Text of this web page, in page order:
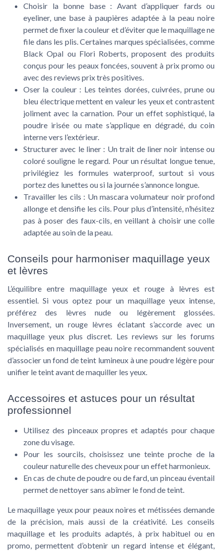
Choisir la bonne base: Avant d’appliquer fards ou
eyeliner, une base à paupières adaptée à la peau noire
permet de fixer la couleur et d’éviter que le maquillage ne
file dans les plis. Certaines marques spécialisées, comme
Black Opal ou Flori Roberts, proposent des produits
conçus pour les peaux foncées, souvent à prix promo ou
avec des reviews prix très positives.
Oser la couleur: Les teintes dorées, cuivrées, prune ou
bleu électrique mettent en valeur les yeux et contrastent
joliment avec la carnation. Pour un effet sophistiqué, la
poudre irisée ou mate s’applique en dégradé, du coin
interne vers l’extérieur.
Structurer avec le liner : Un trait de liner noir intense ou
coloré souligne le regard. Pour un résultat longue tenue,
privilégiez les formules waterproof, surtout si vous
portez des lunettes ou si la journée s’annonce longue.
Travailler les cils : Un mascara volumateur noir profond
allonge et densifie les cils. Pour plus d’intensité, n’hésitez
pas à poser des faux-cils, en veillant à choisir une colle
adaptée au soin de la peau.
Conseils pour harmoniser maquillage yeux
et lèvres
L’équilibre entre maquillage yeux et rouge à lèvres est
essentiel. Si vous optez pour un maquillage yeux intense,
préférez des lèvres nude ou légèrement glossées.
Inversement, un rouge lèvres éclatant s’accorde avec un
maquillage yeux plus discret. Les reviews sur les forums
spécialisés en maquillage peau noire recommandent souvent
d’associer un fond de teint lumineux à une poudre légère pour
unifier le teint avant de maquiller les yeux.
Accessoires et astuces pour un résultat
professionnel
Utilisez des pinceaux propres et adaptés pour chaque
zone du visage.
Pour les sourcils, choisissez une teinte proche de la
couleur naturelle des cheveux pour un effet harmonieux.
En cas de chute de poudre ou de fard, un pinceau éventail
permet de nettoyer sans abîmer le fond de teint.
Le maquillage yeux pour peaux noires et métissées demande
de la précision, mais aussi de la créativité. Les conseils
maquillage et les produits adaptés, à prix habituel ou en
promo, permettent d’obtenir un regard intense et élégant,